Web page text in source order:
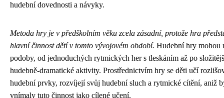
hudební dovednosti a návyky.
Metoda hry je v předškolním věku zcela zásadní, protože hra
hlavní činnost dětí v tomto vývojovém období. Hudební hry mohou
podoby, od jednoduchých rytmických her s tleskáním až po
hudebně-dramatické aktivity. Prostřednictvím hry se děti učí
hudební prvky, rozvíjejí svůj hudební sluch a rytmické cítění, aniž
vnímaly tuto činnost jako cílené učení.